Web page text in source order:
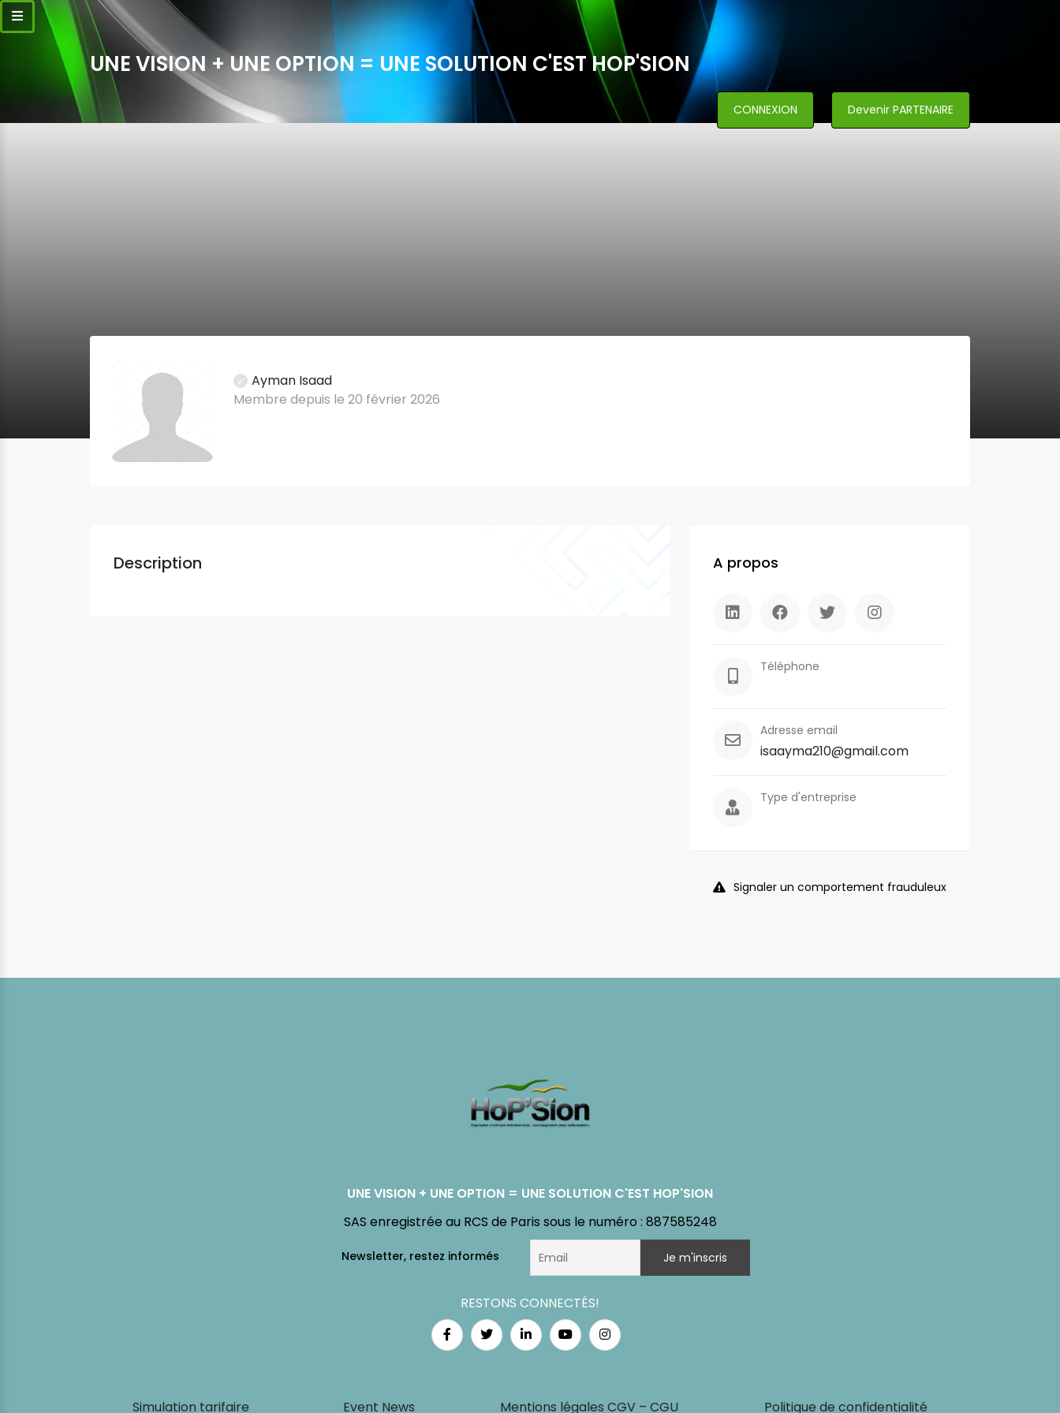
UNE VISION + UNE OPTION = UNE SOLUTION C'EST HOP'SION
CONNEXION Devenir PARTENAIRE
Ayman Isaad
Membre depuis le 20 février 2026
Description A propos
Téléphone
Adresse email
isaayma210@gmail.com
Type d'entreprise
Signaler un comportement frauduleux
UNE VISION + UNE OPTION = UNE SOLUTION C'EST HOP'SION
SAS enregistrée au RCS de Paris sous le numéro : 887585248
RESTONS CONNECTÉS!
Simulation tarifaire Event News Mentions légales CGV – CGU Politique de confidentialité